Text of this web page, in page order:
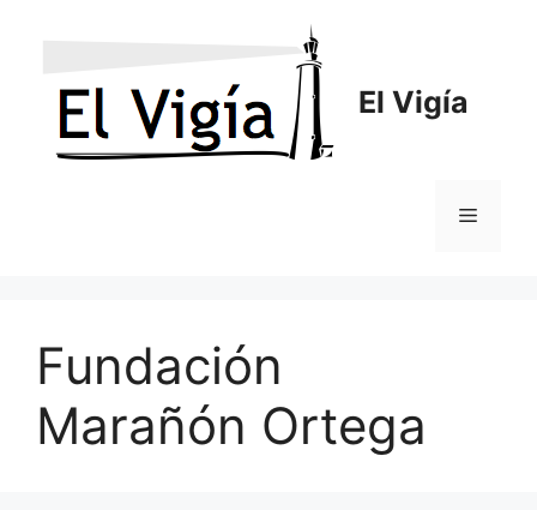
El Vigía
Menú
Fundación
Marañón Ortega